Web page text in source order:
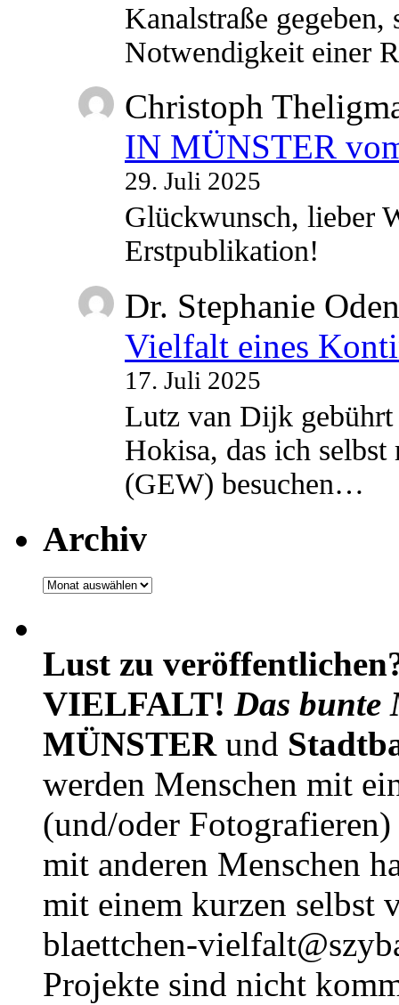
Kanalstraße
Notwendigkeit einer
Christoph
IN MÜNSTER
29. Juli 2025
Glückwunsch, lieber
Erstpublikation!
Dr. Stephanie
Vielfalt eines
17. Juli 2025
Lutz van Dijk
Hokisa, das ich
(GEW) besuchen…
Archiv
Archiv
Lust zu
VIELFALT! Das bunte
MÜNSTERund
werden Menschen mit
(und/oder
mit anderen Menschen
mit einem kurzen selbst
blaettchen-
Projekte sind nicht